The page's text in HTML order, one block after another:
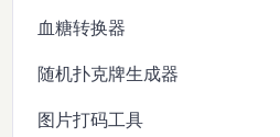
血糖转换器
随机扑克牌生成器
图片打码工具